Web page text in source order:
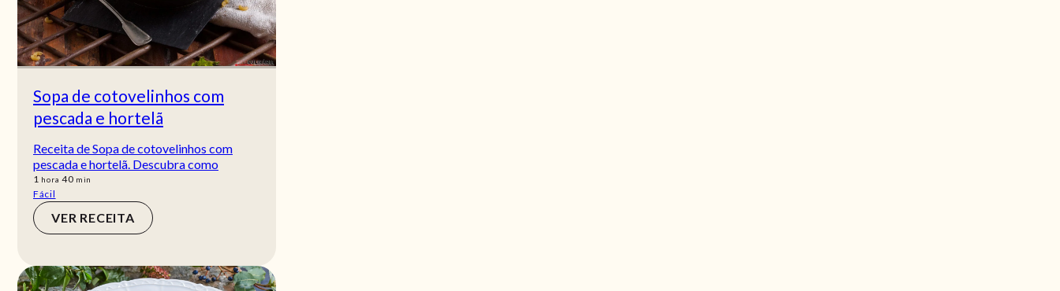
Sopa de cotovelinhos com
pescada e hortelã
Receita de Sopa de cotovelinhos com
pescada e hortelã. Descubra como
1 hora
hora 40min
min
Fácil
VER RECEITA